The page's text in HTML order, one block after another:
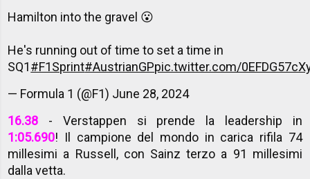
Hamilton into the gravel 😮
He's running out of time to set a time in
SQ1#F1Sprint#AustrianGPpic.twitter.com/
— Formula 1 (@F1) June 28, 2024
16.38 - Verstappen si prende la leadership in
1:05.690! Il campione del mondo in carica rifila 74
millesimi a Russell, con Sainz terzo a 91 millesimi
dalla vetta.